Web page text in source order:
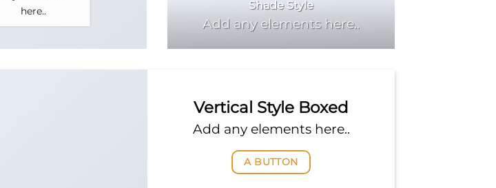
here..
Shade Style
Add any elements here..
Vertical Style Boxed
Add any elements here..
A BUTTON